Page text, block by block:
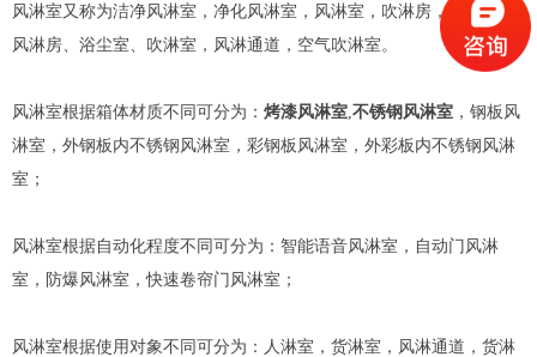
风淋室又称为洁净风淋室，净化风淋室，风淋室，吹淋房，
风淋门 ，
风淋房、浴尘室、吹淋室， 风淋通道 ，空气吹淋室。
风淋室根据箱体材质不同可分为： 烤漆风淋室 不锈钢风淋室 ，钢板风
淋室，外钢板内不锈钢风淋室，彩钢板风淋室，外彩板内不锈钢风淋
室；
风淋室根据自动化程度不同可分为：智能语音风淋室，自动门风淋
室，防爆风淋室，快速卷帘门风淋室；
风淋室根据使用对象不同可分为：人淋室， 货淋室 ，风淋通道，货淋